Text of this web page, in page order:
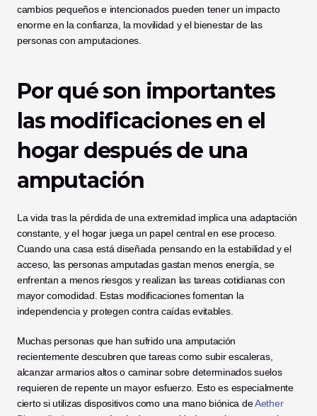
cambios pequeños e intencionados pueden tener un impacto
enorme en la confianza, la movilidad y el bienestar de las
personas con amputaciones.
Por qué son importantes
las modificaciones en el
hogar después de una
amputación
La vida tras la pérdida de una extremidad implica una adaptación
constante, y el hogar juega un papel central en ese proceso.
Cuando una casa está diseñada pensando en la estabilidad y el
acceso, las personas amputadas gastan menos energía, se
enfrentan a menos riesgos y realizan las tareas cotidianas con
mayor comodidad. Estas modificaciones fomentan la
independencia y protegen contra caídas evitables.
Muchas personas que han sufrido una amputación
recientemente descubren que tareas como subir escaleras,
alcanzar armarios altos o caminar sobre determinados suelos
requieren de repente un mayor esfuerzo. Esto es especialmente
cierto si utilizas dispositivos como una mano biónica de Aether